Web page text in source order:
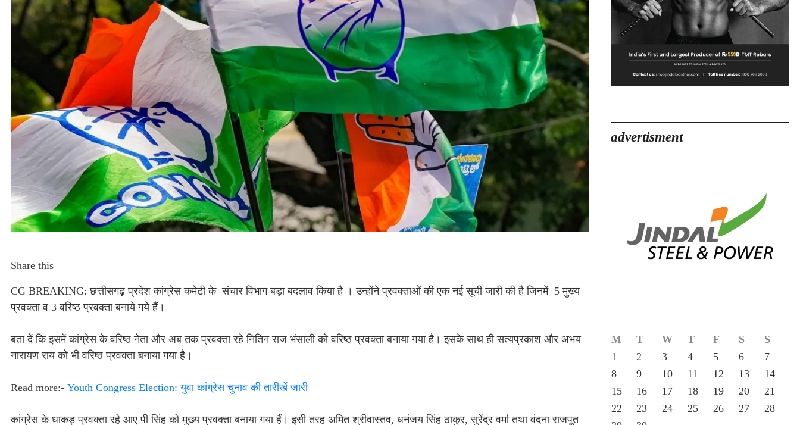
Share this
CG BREAKING: छत्तीसगढ़ प्रदेश कांग्रेस कमेटी के संचार विभाग बड़ा बदलाव किया है । उन्होंने प्रवक्ताओं की एक नई सूची जारी की है जिनमें 5 मुख्य
प्रवक्ता व 3 वरिष्ठ प्रवक्ता बनाये गये हैं।
बता दें कि इसमें कांग्रेस के वरिष्ठ नेता और अब तक प्रवक्ता रहे नितिन राज भंसाली को वरिष्ठ प्रवक्ता बनाया गया है। इसके साथ ही सत्यप्रकाश और अभय
नारायण राय को भी वरिष्ठ प्रवक्ता बनाया गया है।
Read more:- Youth Congress Election: युवा कांग्रेस चुनाव की तारीखें जारी
कांग्रेस के धाकड़ प्रवक्ता रहे आए पी सिंह को मुख्य प्रवक्ता बनाया गया हैं। इसी तरह अमित श्रीवास्तव, धनंजय सिंह ठाकुर, सुरेंद्र वर्मा तथा वंदना राजपूत
advertisment
M T W T F S
S
1
2 3 4 5 6
7
8
9 10 11 12 13
14
15
16 17 18 19 20
21
22
23 24 25 26 27
28